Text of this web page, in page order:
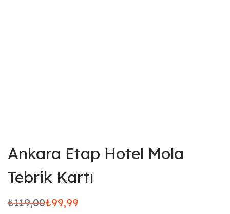
Ankara Etap Hotel Mola
Tebrik Kartı
₺119,00
Orijinal
₺99,99
Şu